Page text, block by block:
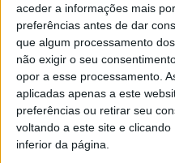
aceder a informações mais
preferências antes de dar
que algum processamento
não exigir o seu
opor a esse processamento.
aplicadas apenas a este
preferências ou retirar seu
voltando a este site e
inferior da página.
Esta é uma performance
percussionistas, vídeo e
o som e a imagem
relação entre o Humano, a
diálogo de forças —
tecnológicas — em que a
mundo em permanente